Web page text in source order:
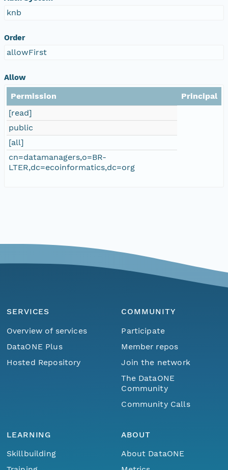
knb
Order
allowFirst
Allow
Permission
Principal
[read]
public
[all]
cn=datamanagers,o=BR-
LTER,dc=ecoinformatics,dc=org
SERVICES
Overview of services
DataONE Plus
Hosted Repository
COMMUNITY
Participate
Member repos
Join the network
The DataONE
Community
Community Calls
LEARNING
Skillbuilding
ABOUT
About DataONE